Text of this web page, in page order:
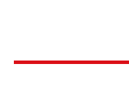
för dig som är anställd